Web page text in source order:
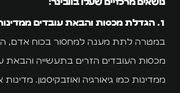
כל השירותים
הדירות שלנו
המגזין
1. הגדלת מכסות והבאת עובדים ממדינות חדשות
במטרה לתת מענה למחסור בכוח אדם,
מכסות העובדים הזרים בתעשייה והבאת
ממדינות כמו גיאורגיה ואוזבקיסטן.